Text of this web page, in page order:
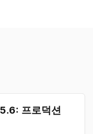
프로덕션